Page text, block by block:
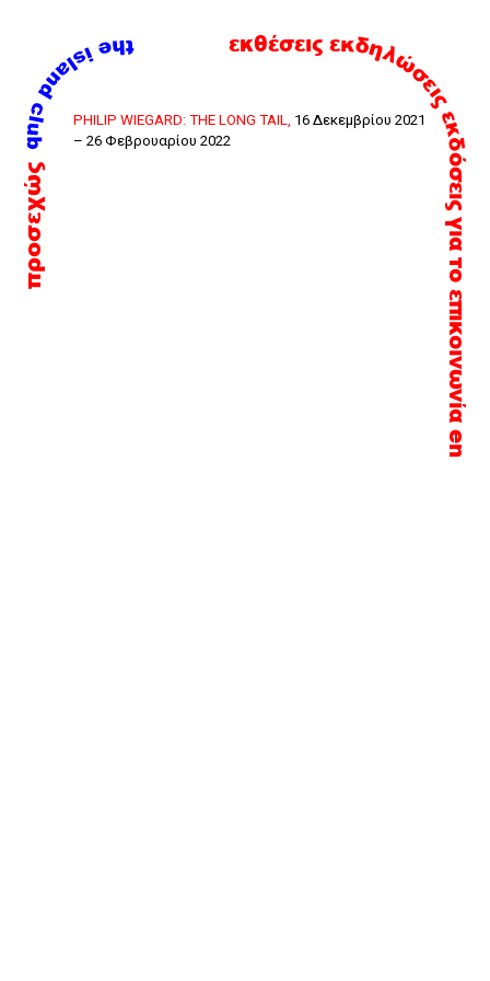
Skip
content
προσεχώς
PHILIP WIEGARD: THE LONG TAIL, 16 Δεκεμβρίου 2021
– 26 Φεβρουαρίου 2022
εκθέσεις εκδηλώσεις
εκδόσεις
για το
επικοινωνία
en